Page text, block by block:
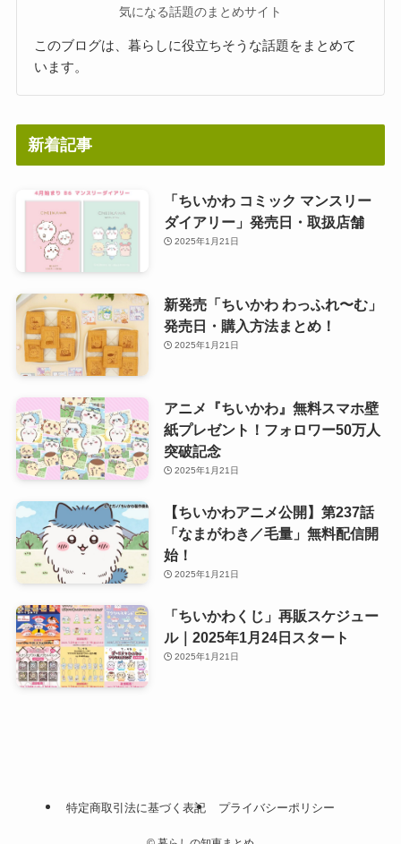
気になる話題のまとめサイト
このブログは、暮らしに役立ちそうな話題をまとめて
います。
新着記事
「ちいかわ コミック マンスリー
ダイアリー」発売日・取扱店舗
2025年1月21日
新発売「ちいかわ わっふれ〜む」
発売日・購入方法まとめ！
2025年1月21日
アニメ『ちいかわ』無料スマホ壁
紙プレゼント！フォロワー50万人
突破記念
2025年1月21日
【ちいかわアニメ公開】第237話
「なまがわき／毛量」無料配信開
始！
2025年1月21日
「ちいかわくじ」再販スケジュー
ル｜2025年1月24日スタート
2025年1月21日
特定商取引法に基づく表記 プライバシーポリシー